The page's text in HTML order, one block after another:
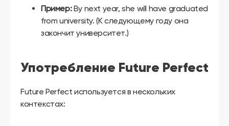
Добавить
Пример:By next year, she will have graduated
from university. (К следующему году она
закончит университет.)
Употребление Future Perfect
Future Perfect используется в нескольких
контекстах: